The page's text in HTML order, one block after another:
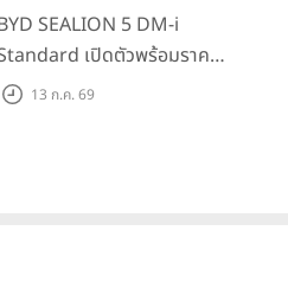
มการขยายสาขา ประกอบกับแรง
ามผันผวนของธุรกิจ Oil ส่งผลให้
มราคา และค่าตัดจำหน่าย
ละ 35.3% QoQ เป็น 1,281 ล้าน
รก) SEALION 5 DM-i
เปิดตัวพร้อมราคา
คาดการณ์ 699,900 บาท รุ่น
13 ก.ค. 69